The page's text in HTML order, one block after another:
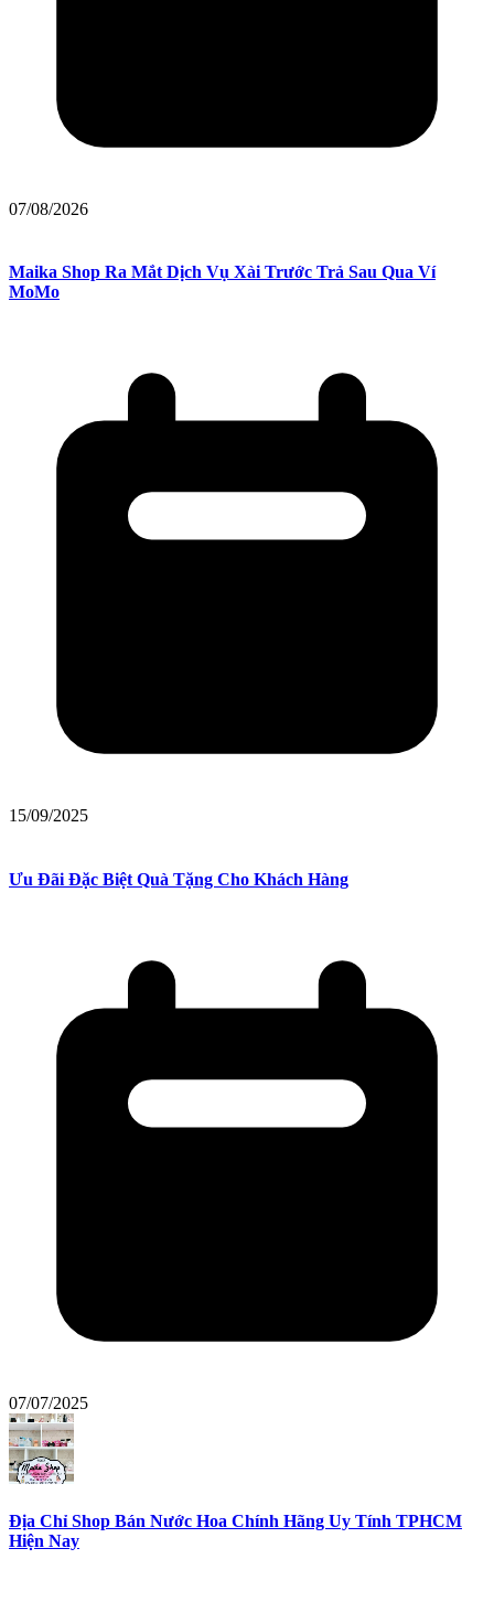
07/08/2026
Maika Shop Ra Mắt Dịch Vụ Xài Trước Trả Sau Qua Ví
MoMo
15/09/2025
Ưu Đãi Đặc Biệt Quà Tặng Cho Khách Hàng
07/07/2025
Địa Chỉ Shop Bán Nước Hoa Chính Hãng Uy Tính TPHCM
Hiện Nay